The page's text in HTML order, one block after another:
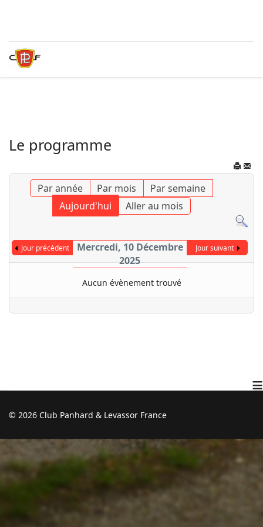
Le programme
Par année Par mois
Par semaine
Aujourd'hui
Aller au mois
Jour précédent
Mercredi, 10 Décembre
2025
Jour suivant
Aucun évènement trouvé
≡
© 2026 Club Panhard & Levassor France